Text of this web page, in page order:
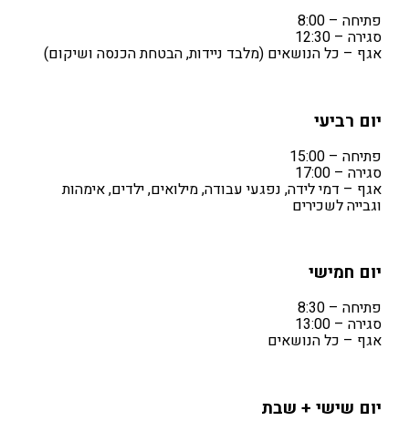
פתיחה – 8:00
סגירה – 12:30
אגף – כל הנושאים (מלבד ניידות, הבטחת הכנסה ושיקום)
יום רביעי
פתיחה – 15:00
סגירה – 17:00
אגף – דמי לידה, נפגעי עבודה, מילואים, ילדים, אימהות
וגבייה לשכירים
יום חמישי
פתיחה – 8:30
סגירה – 13:00
אגף – כל הנושאים
יום שישי + שבת